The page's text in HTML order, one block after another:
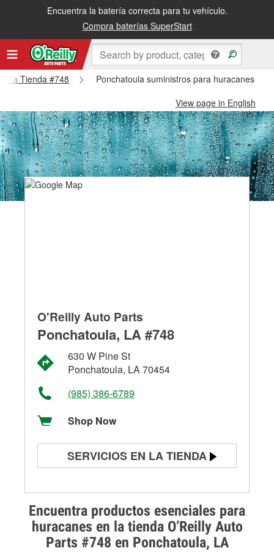
Encuentra la batería correcta para tu vehículo.
Compra baterías SuperStart
Tienda #748
Ponchatoula suministros para huracanes y
View page in English
Encuentra productos esenciales para
huracanes en la tienda O’Reilly Auto
Parts #748 en Ponchatoula, LA
O'Reilly Auto Parts
Ponchatoula, LA #748
630 W Pine St
Ponchatoula, LA 70454
(985) 386-6789
Shop Now
SERVICIOS EN LA TIENDA
Prueba de alternadores y
arrancadores
Revisión de la luz "Check Engine"